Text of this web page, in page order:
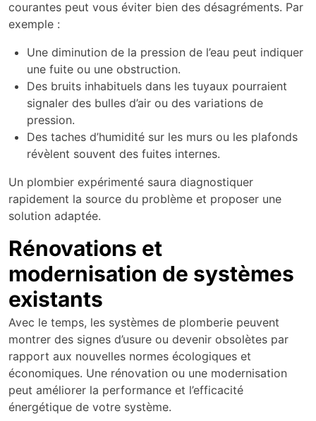
courantes peut vous éviter bien des désagréments. Par
exemple :
Une diminution de la pression de l’eau peut indiquer
une fuite ou une obstruction.
Des bruits inhabituels dans les tuyaux pourraient
signaler des bulles d’air ou des variations de
pression.
Des taches d’humidité sur les murs ou les plafonds
révèlent souvent des fuites internes.
Un plombier expérimenté saura diagnostiquer
rapidement la source du problème et proposer une
solution adaptée.
Rénovations et
modernisation de systèmes
existants
Avec le temps, les systèmes de plomberie peuvent
montrer des signes d’usure ou devenir obsolètes par
rapport aux nouvelles normes écologiques et
économiques. Une rénovation ou une modernisation
peut améliorer la performance et l’efficacité
énergétique de votre système.